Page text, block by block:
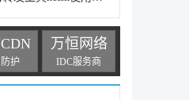
护
万恒网络
IDC服务商